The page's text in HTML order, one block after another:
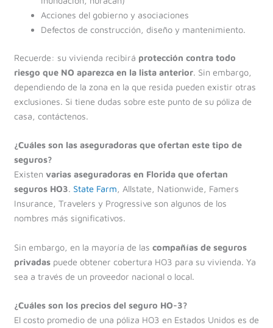
Acciones del gobierno y asociaciones
Defectos de construcción, diseño y mantenimiento.
Recuerde: su vivienda recibirá protección contra todo
riesgo que NO aparezca en la lista anterior. Sin embargo,
dependiendo de la zona en la que resida pueden existir otras
exclusiones. Si tiene dudas sobre este punto de su póliza de
casa, contáctenos.
¿Cuáles son las aseguradoras que ofertan este tipo de
seguros?
Existen varias aseguradoras en Florida que ofertan
seguros HO3. State Farm, Allstate, Nationwide, Famers
Insurance, Travelers y Progressive son algunos de los
nombres más significativos.
Sin embargo, en la mayoría de las compañías de seguros
privadaspuede obtener cobertura HO3 para su vivienda. Ya
sea a través de un proveedor nacional o local.
¿Cuáles son los precios del seguro HO-3?
El costo promedio de una póliza HO3 en Estados Unidos es de